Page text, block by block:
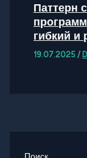
Паттерн
гибкий
19.07.2025/